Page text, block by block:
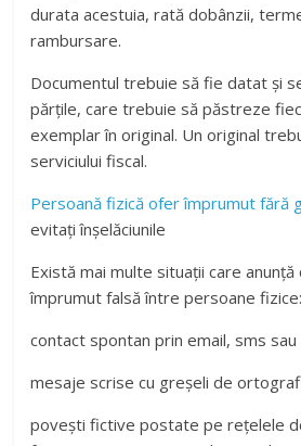
durata acestuia, rată dobânzii,
rambursare.
Documentul trebuie să fie datat și
părțile, care trebuie să păstreze
exemplar în original. Un original
serviciului fiscal.
Persoană fizică ofer împrumut fără
evitați înșelăciunile
Există mai multe situații care
împrumut falsă între persoane fizice:
contact spontan prin email, sms
mesaje scrise cu greșeli de
povești fictive postate pe rețelele